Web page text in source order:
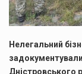
Нелегальний
Дністровського